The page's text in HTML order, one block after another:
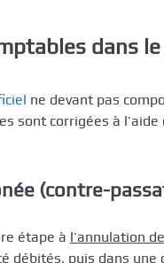
dans le
ne devant pas
sont corrigées à
(contre-
étape à l’annulation
débités, puis dans